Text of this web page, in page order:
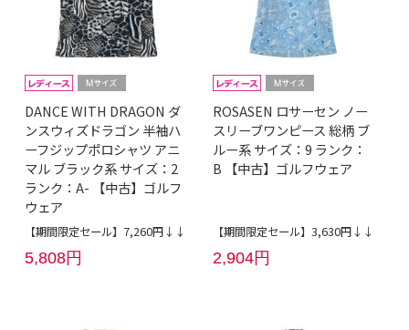
DANCE WITH DRAGON ダ
ンスウィズドラゴン 半袖ハ
ーフジップポロシャツ アニ
マル ブラック系 サイズ：2
ランク：A- 【中古】ゴルフ
ウェア
【期間限定セール】7,260円↓↓
5,808円
ROSASEN ロサーセン ノー
スリーブワンピース 総柄 ブ
ルー系 サイズ：9 ランク：
B 【中古】ゴルフウェア
【期間限定セール】3,630円↓↓
2,904円